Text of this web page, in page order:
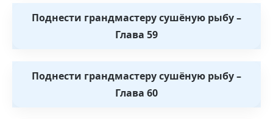
Поднести грандмастеру сушёную рыбу –
Глава 59
Поднести грандмастеру сушёную рыбу –
Глава 60